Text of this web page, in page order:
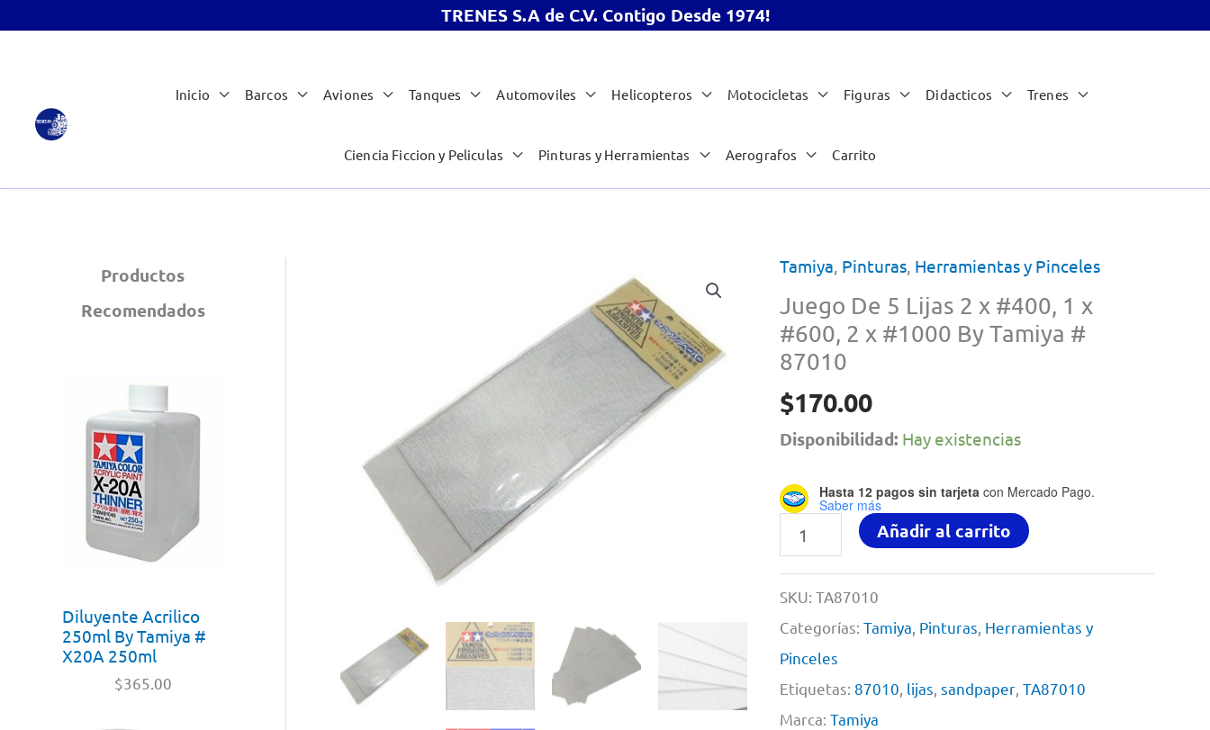
TRENES S.A de C.V. Contigo Desde 1974!
contenido
Inicio Barcos Aviones Tanques Automoviles Helicopteros Motocicletas Figuras Didacticos Trenes
Ciencia Ficcion y Peliculas Pinturas y Herramientas Aerografos Carrito
Productos
Recomendados
Diluyente Acrilico
250ml By Tamiya #
X20A 250ml
$365.00
Tamiya, Pinturas, Herramientas y Pinceles
Juego De 5 Lijas 2 x #400, 1 x
#600, 2 x #1000 By Tamiya #
87010
$170.00
Disponibilidad: Hay existencias
Hasta 12 pagos sin tarjetacon Mercado Pago.
Saber más
Juego
De
5
Lijas
2
x
#400,
Añadir al carrito
SKU: TA87010
Categorías: Tamiya Pinturas Herramientas y
Pinceles
Etiquetas: 87010 lijas sandpaper, TA87010
Marca: Tamiya